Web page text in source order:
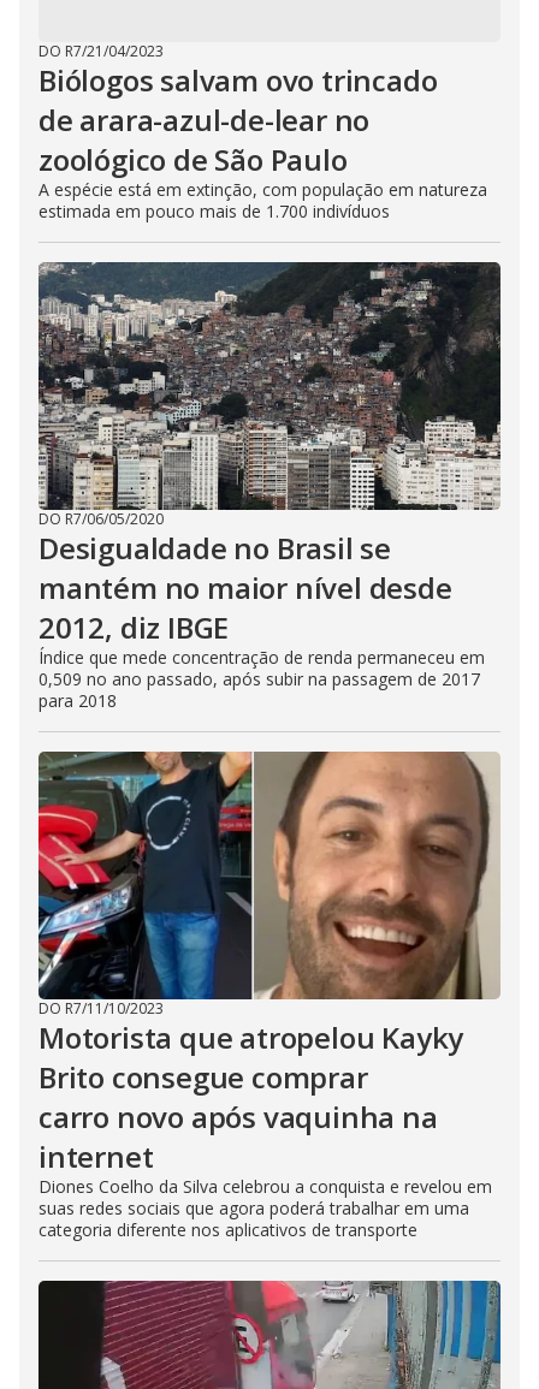
DO R7/21/04/2023
Biólogos salvam ovo trincado
de arara-azul-de-lear no
zoológico de São Paulo
A espécie está em extinção, com população em natureza
estimada em pouco mais de 1.700 indivíduos
DO R7/06/05/2020
Desigualdade no Brasil se
mantém no maior nível desde
2012, diz IBGE
Índice que mede concentração de renda permaneceu em
0,509 no ano passado, após subir na passagem de 2017
para 2018
DO R7/11/10/2023
Motorista que atropelou Kayky
Brito consegue comprar
carro novo após vaquinha na
internet
Diones Coelho da Silva celebrou a conquista e revelou em
suas redes sociais que agora poderá trabalhar em uma
categoria diferente nos aplicativos de transporte